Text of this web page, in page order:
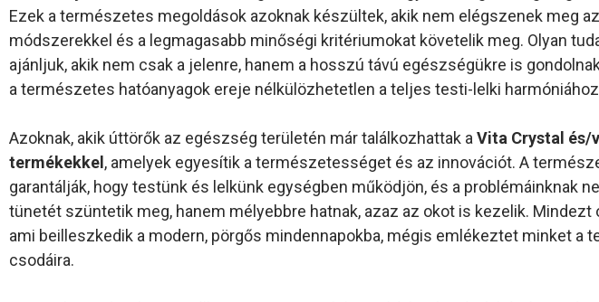
Ezek a természetes megoldások azoknak készültek, akik nem elégszenek meg
módszerekkel és a legmagasabb minőségi kritériumokat követelik meg. Olyan
ajánljuk, akik nem csak a jelenre, hanem a hosszú távú egészségükre is
a természetes hatóanyagok ereje nélkülözhetetlen a teljes testi-lelki
Azoknak, akik úttörők az egészség területén már találkozhattak a Vita Crystal és/
termékekkel, amelyek egyesítik a természetességet és az innovációt. A
garantálják, hogy testünk és lelkünk egységben működjön, és a problémáinknak
tünetét szüntetik meg, hanem mélyebbre hatnak, azaz az okot is kezelik. Mindezt
ami beilleszkedik a modern, pörgős mindennapokba, mégis emlékeztet minket a
csodáira.